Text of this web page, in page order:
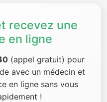
recevez une
en ligne
(appel gratuit) pour
avec un médecin et
en ligne sans vous
!